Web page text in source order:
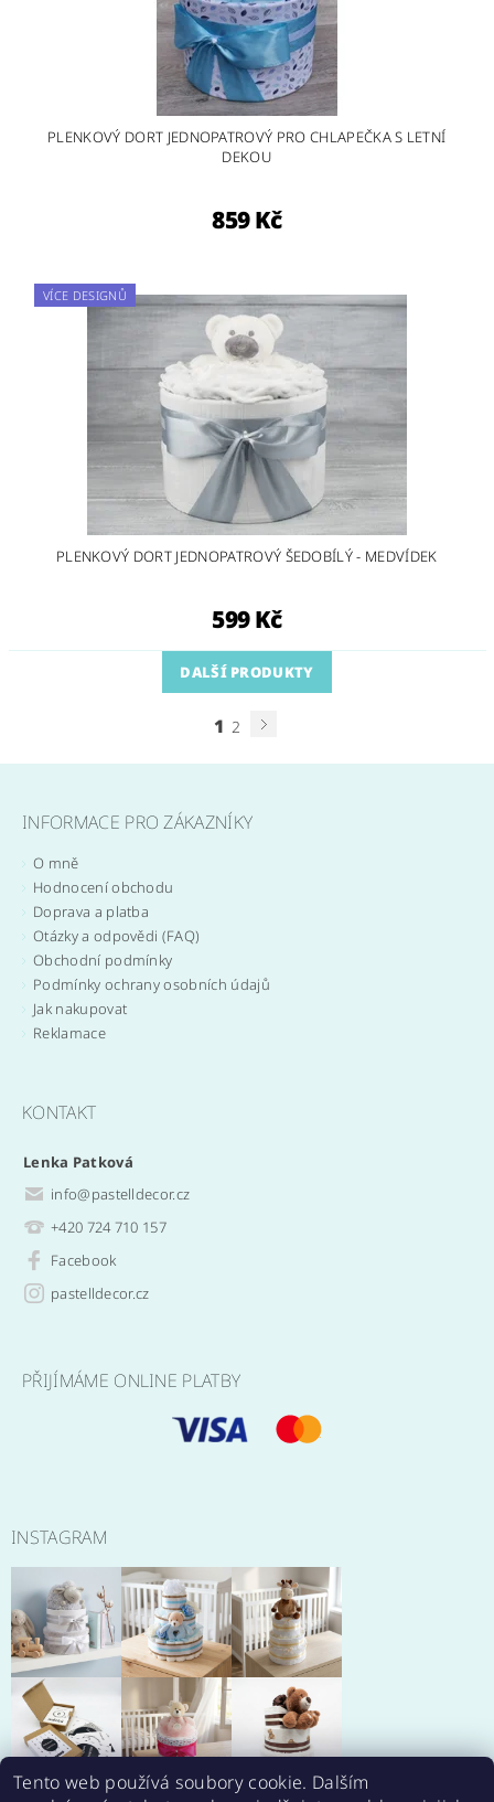
PLENKOVÝ DORT JEDNOPATROVÝ PRO CHLAPEČKA S LETNÍ
DEKOU
859 Kč
VÍCE DESIGNŮ
PLENKOVÝ DORT JEDNOPATROVÝ ŠEDOBÍLÝ - MEDVÍDEK
599 Kč
DALŠÍ PRODUKTY
1 2
INFORMACE PRO ZÁKAZNÍKY
O mně
Hodnocení obchodu
Doprava a platba
Otázky a odpovědi (FAQ)
Obchodní podmínky
Podmínky ochrany osobních údajů
Jak nakupovat
Reklamace
KONTAKT
Lenka Patková
info@pastelldecor.cz
+420 724 710 157
Facebook
pastelldecor.cz
PŘIJÍMÁME ONLINE PLATBY
INSTAGRAM
Tento web používá soubory cookie. Dalším